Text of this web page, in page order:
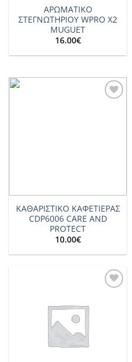
ΑΡΩΜΑΤΙΚΟ
ΣΤΕΓΝΩΤΗΡΙΟΥ WPRO X2
MUGUET
16.00€
ΚΑΘΑΡΙΣΤΙΚΟ ΚΑΦΕΤΙΕΡΑΣ
CDP6006 CARE AND
PROTECT
10.00€